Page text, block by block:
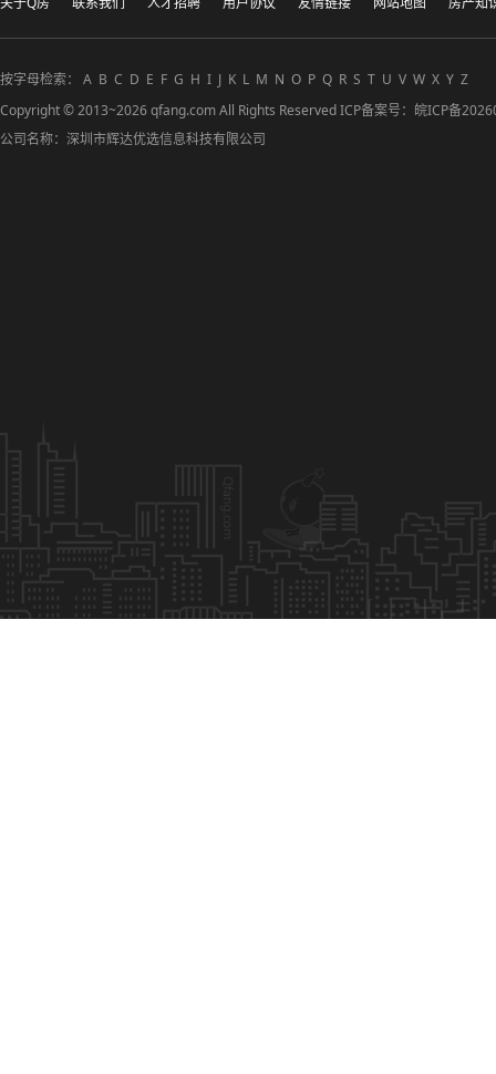
按字母检索： A B C D E F G H I J K L M N O P Q R S T U V W X Y Z
Copyright © 2013~2026 qfang.com All Rights Reserved ICP备案号： 皖ICP备
公司名称：深圳市辉达优选信息科技有限公司